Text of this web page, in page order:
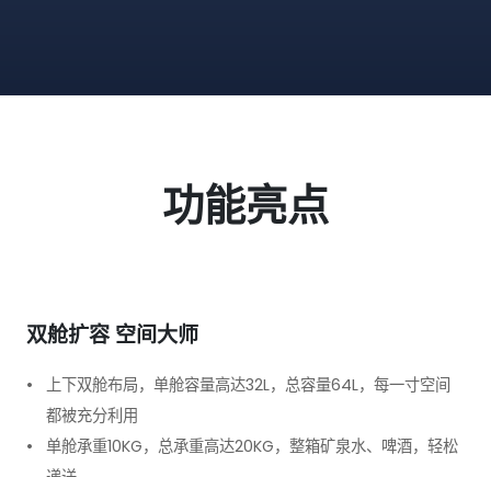
功能亮点
双舱扩容 空间大师
上下双舱布局，单舱容量高达32L，总容量64L，每一寸空间
都被充分利用
单舱承重10KG，总承重高达20KG，整箱矿泉水、啤酒，轻松